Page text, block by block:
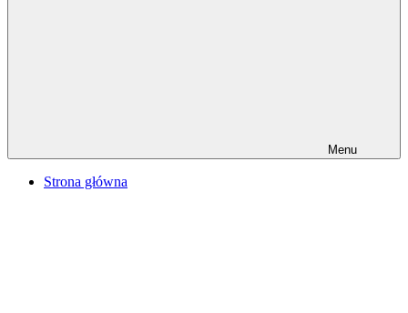
Menu
Strona główna